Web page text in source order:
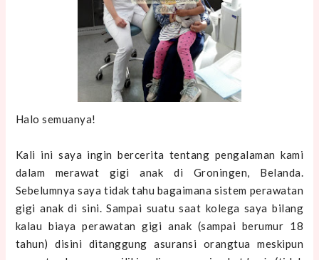
Halo semuanya!
Kali ini saya ingin bercerita tentang pengalaman kami
dalam merawat gigi anak di Groningen, Belanda.
Sebelumnya saya tidak tahu bagaimana sistem perawatan
gigi anak di sini. Sampai suatu saat kolega saya bilang
kalau biaya perawatan gigi anak (sampai berumur 18
tahun) disini ditanggung asuransi orangtua meskipun